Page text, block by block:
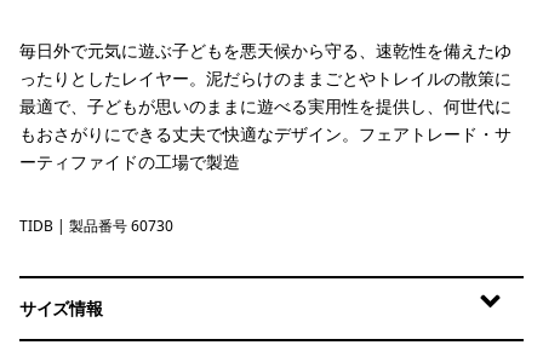
毎日外で元気に遊ぶ子どもを悪天候から守る、速乾性を備えたゆ
ったりとしたレイヤー。泥だらけのままごとやトレイルの散策に
最適で、子どもが思いのままに遊べる実用性を提供し、何世代に
もおさがりにできる丈夫で快適なデザイン。フェアトレード・サ
ーティファイドの工場で製造
Tidepool Blue
TIDB | 製品番号 60730
サイズ情報